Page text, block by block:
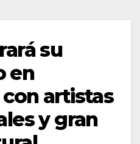
su
en
artistas
y gran